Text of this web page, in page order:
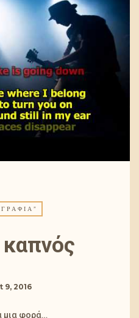
9, 2016
μια φορά…